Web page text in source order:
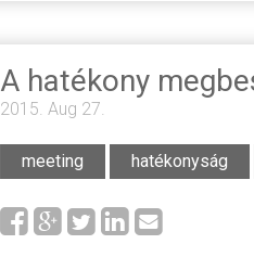
A hatékony
2015. Aug 27.
meeting hatékonyság